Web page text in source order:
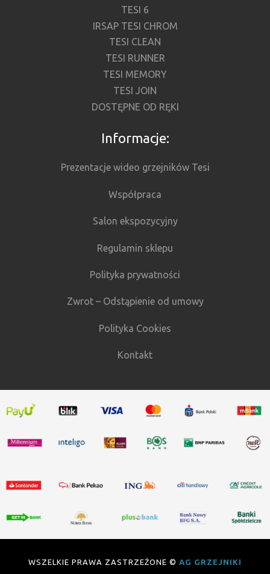
TESI 6
IRSAP TESI CHROM
TESI CLEAN
TESI RUNNER
TESI MEMORY
TESI JOIN
DOSTĘPNE OD RĘKI
Informacje:
Prezentacje wideo grzejników Tesi
Współpraca
Salon ekspozycyjny
Regulamin sklepu
Polityka prywatności
Zwrot – Odstąpienie od umowy
Polityka Cookies
Kontakt
WSZELKIE PRAWA ZASTRZEŻONE © AG GRZEJNIKI